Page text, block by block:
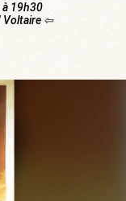
19h30
Voltaire ⇦